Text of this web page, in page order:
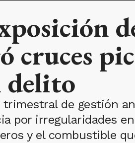
cruces
delito
de gestión
por irregularidades
y el combustible